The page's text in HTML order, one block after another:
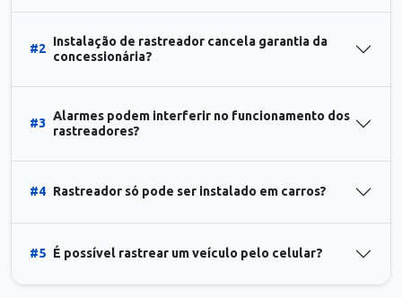
#2
Instalação de rastreador cancela garantia da
concessionária?
#3
Alarmes podem interferir no funcionamento dos
rastreadores?
#4 Rastreador só pode ser instalado em carros?
#5 É possível rastrear um veículo pelo celular?